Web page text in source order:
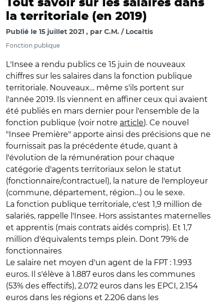
Tout savoir sur les salaires dans
la territoriale (en 2019)
Publié le 15 juillet 2021 par C.M. / Localtis
Fonction publique
L'Insee a rendu publics ce 15 juin de nouveaux
chiffres sur les salaires dans la fonction publique
territoriale. Nouveaux… même s'ils portent sur
l'année 2019. Ils viennent en affiner ceux qui avaient
été publiés en mars dernier pour l'ensemble de la
fonction publique (voir notre article). Ce nouvel
"Insee Première" apporte ainsi des précisions que ne
fournissait pas la précédente étude, quant à
l'évolution de la rémunération pour chaque
catégorie d'agents territoriaux selon le statut
(fonctionnaire/contractuel), la nature de l'employeur
(commune, département, région…) ou le sexe.
La fonction publique territoriale, c'est 1,9 million de
salariés, rappelle l'Insee. Hors assistantes maternelles
et apprentis (mais contrats aidés compris). Et 1,7
million d'équivalents temps plein. Dont 79% de
fonctionnaires
Le salaire net moyen d'un agent de la FPT : 1.993
euros. Il s'élève à 1.887 euros dans les communes
(53% des effectifs), 2.072 euros dans les EPCI, 2.154
euros dans les régions et 2.206 dans les